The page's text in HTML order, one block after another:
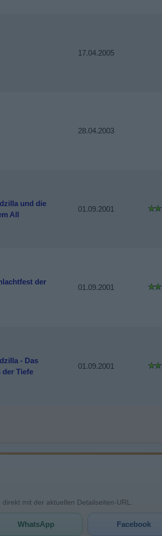
17.04.2005
28.04.2003
und die
All
01.09.2001
der
01.09.2001
- Das
der Tiefe
01.09.2001
mit der aktuellen Detailseiten-URL.
WhatsApp Facebook